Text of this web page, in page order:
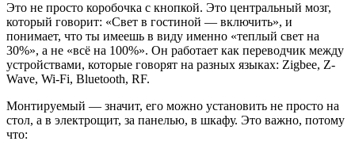
Это не просто коробочка с кнопкой. Это центральный мозг,
который говорит: «Свет в гостиной — включить», и
понимает, что ты имеешь в виду именно «теплый свет на
30%», а не «всё на 100%». Он работает как переводчик между
устройствами, которые говорят на разных языках: Zigbee, Z-
Wave, Wi-Fi, Bluetooth, RF.
Монтируемый — значит, его можно установить не просто на
стол, а в электрощит, за панелью, в шкафу. Это важно, потому
что: